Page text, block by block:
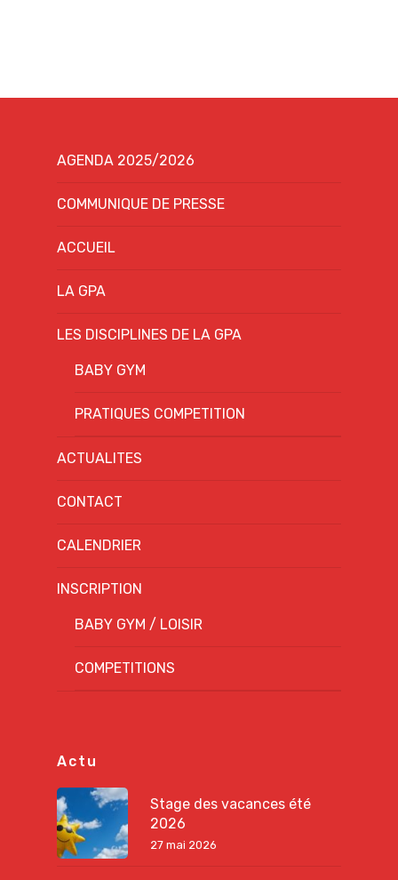
AGENDA 2025/2026
COMMUNIQUE DE PRESSE
ACCUEIL
LA GPA
LES DISCIPLINES DE LA GPA
BABY GYM
PRATIQUES COMPETITION
ACTUALITES
CONTACT
CALENDRIER
INSCRIPTION
BABY GYM / LOISIR
COMPETITIONS
Actu
Stage des vacances été
2026
27 mai 2026